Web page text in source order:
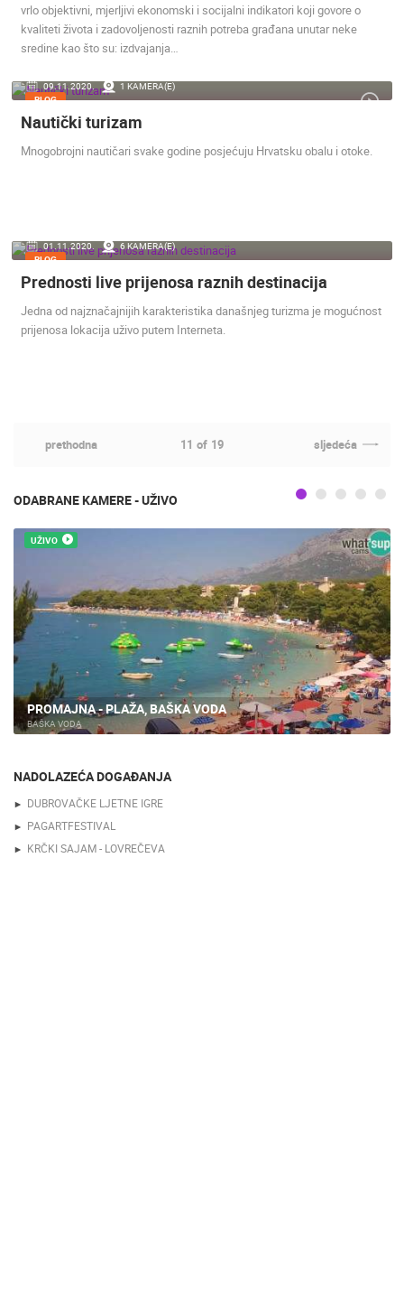
vrlo objektivni, mjerljivi ekonomski i socijalni indikatori koji govore o
kvaliteti života i zadovoljenosti raznih potreba građana unutar neke
sredine kao što su: izdvajanja…
09.11.2020.
1 KAMERA(E)
BLOG
Nautički turizam
Mnogobrojni nautičari svake godine posjećuju Hrvatsku obalu i otoke.
01.11.2020.
6 KAMERA(E)
BLOG
Prednosti live prijenosa raznih destinacija
Jedna od najznačajnijih karakteristika današnjeg turizma je mogućnost
prijenosa lokacija uživo putem Interneta.
prethodna 11 of 19 sljedeća
ODABRANE KAMERE - UŽIVO
UŽIVO
PROMAJNA - PLAŽA, BAŠKA VODA
BAŠKA VODA
NADOLAZEĆA DOGAĐANJA
DUBROVAČKE LJETNE IGRE
PAGARTFESTIVAL
KRČKI SAJAM - LOVREČEVA